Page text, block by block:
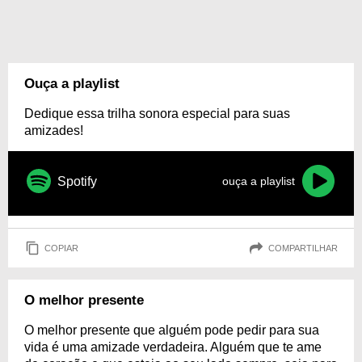
Ouça a playlist
Dedique essa trilha sonora especial para suas
amizades!
Spotify ouça a playlist
COPIAR COMPARTILHAR
O melhor presente
O melhor presente que alguém pode pedir para sua
vida é uma amizade verdadeira. Alguém que te ame